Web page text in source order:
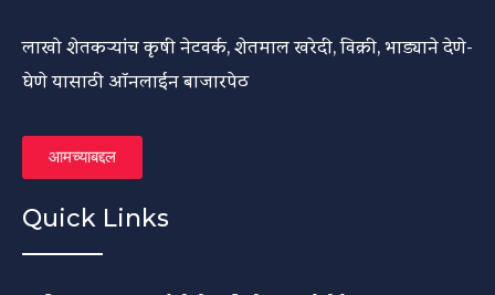
लाखो शेतकऱ्यांच कृषी नेटवर्क, शेतमाल खरेदी, विक्री, भाड्याने देणे-
घेणे यासाठी ऑनलाईन बाजारपेठ
आमच्याबद्दल
Quick Links